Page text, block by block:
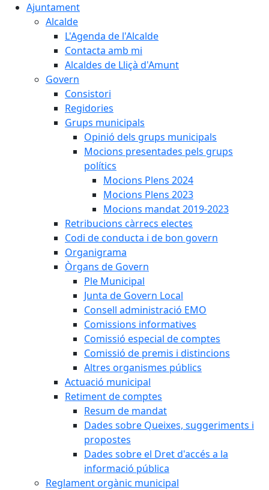
Ajuntament
Alcalde
L'Agenda de l'Alcalde
Contacta amb mi
Alcaldes de Lliçà d'Amunt
Govern
Consistori
Regidories
Grups municipals
Opinió dels grups municipals
Mocions presentades pels grups
polítics
Mocions Plens 2024
Mocions Plens 2023
Mocions mandat 2019-2023
Retribucions càrrecs electes
Codi de conducta i de bon govern
Organigrama
Òrgans de Govern
Ple Municipal
Junta de Govern Local
Consell administració EMO
Comissions informatives
Comissió especial de comptes
Comissió de premis i distincions
Altres organismes públics
Actuació municipal
Retiment de comptes
Resum de mandat
Dades sobre Queixes, suggeriments i
propostes
Dades sobre el Dret d'accés a la
informació pública
Reglament orgànic municipal